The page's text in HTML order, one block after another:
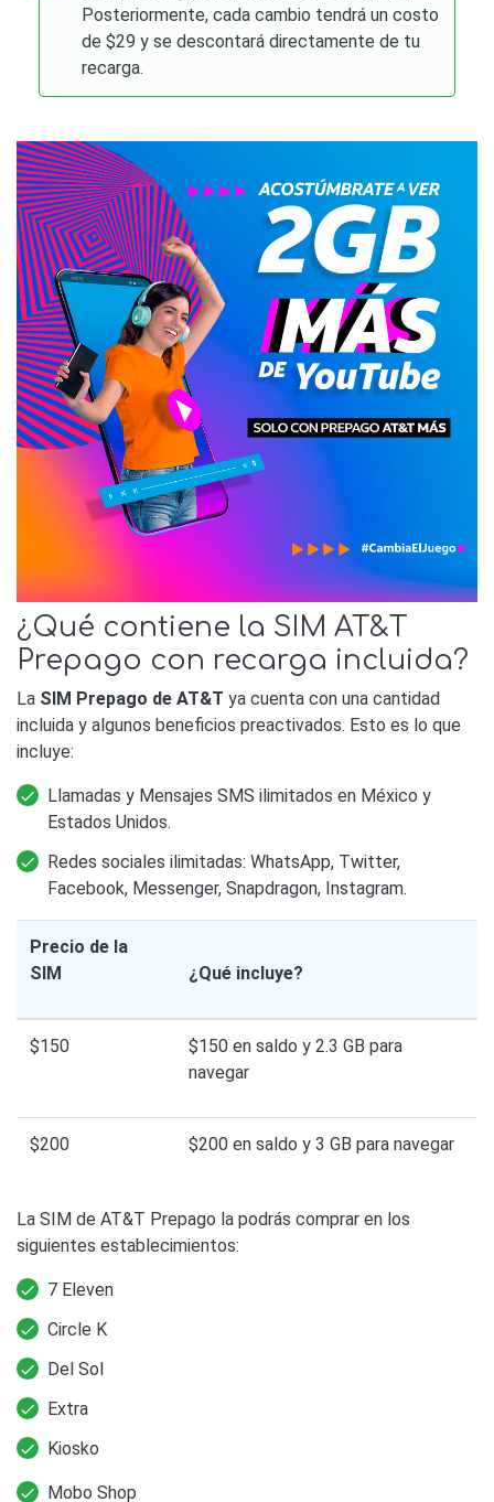
Posteriormente, cada cambio tendrá un costo
de $29 y se descontará directamente de tu
recarga.
¿Qué contiene la SIM AT&T
Prepago con recarga incluida?
La SIM Prepago de AT&T ya cuenta con una cantidad
incluida y algunos beneficios preactivados. Esto es lo que
incluye:
Llamadas y Mensajes SMS ilimitados en México y
Estados Unidos.
Redes sociales ilimitadas: WhatsApp, Twitter,
Facebook, Messenger, Snapdragon, Instagram.
Precio de la
SIM
¿Qué incluye?
$150
$150 en saldo y 2.3 GB para
navegar
$200 $200 en saldo y 3 GB para navegar
La SIM de AT&T Prepago la podrás comprar en los
siguientes establecimientos:
7 Eleven
Circle K
Del Sol
Extra
Kiosko
Mobo Shop